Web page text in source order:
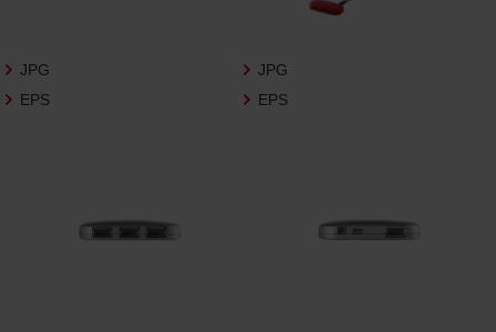
さいますようお願い申し上げます。
商品写真データ利用規約
2.利用許諾
JPG
EPS
JPG
EPS